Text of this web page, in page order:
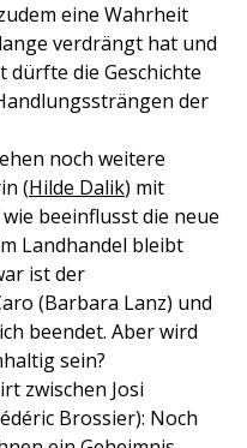
eine Wahrheit
verdrängt hat und
dürfte die Geschichte
der
noch weitere
(Hilde Dalik) mit
beeinflusst die neue
Landhandel bleibt
ist der
(Barbara Lanz) und
beendet. Aber wird
sein?
zwischen Josi
Brossier): Noch